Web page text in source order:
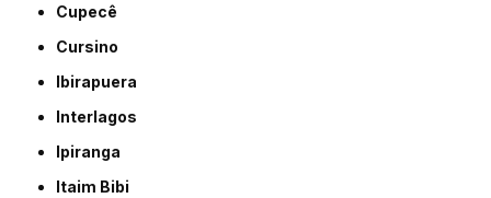
Cupecê
Cursino
Ibirapuera
Interlagos
Ipiranga
Itaim Bibi